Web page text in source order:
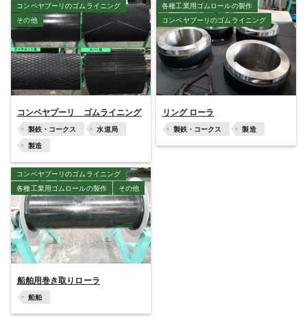
コンベヤプーリのゴムライニング
その他
コンベヤプーリ ゴムライニング
製鉄・コークス
水道局
製造
各種工業用ゴムロールの製作
コンベヤプーリのゴムライニング
リング ローラ
製鉄・コークス 製造
コンベヤプーリのゴムライニング
各種工業用ゴムロールの製作
その他
船舶用巻き取りローラ
船舶